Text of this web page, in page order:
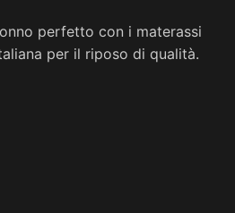
perfetto con i materassi
per il riposo di qualità.